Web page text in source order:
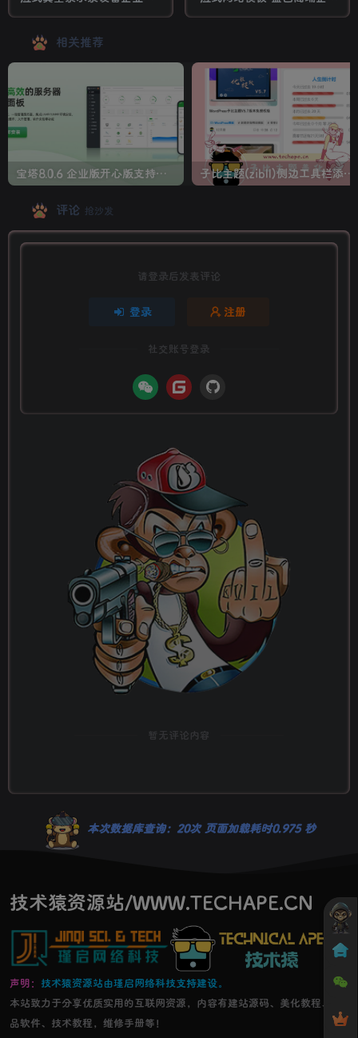
相关推荐
宝塔8.0.6 企业版开心版支持最新升级【一键脚本】 子比主题(zibll)侧边工具栏添加人生倒计时美化
评论 抢沙发
请登录后发表评论
登录 注册
社交账号登录
暂无评论内容
本次数据库查询：20次 页面加载耗时0.975 秒
技术猿资源站/WWW.TECHAPE.CN
声明： 技术猿资源站由瑾启网络科技支持建设。
本站致力于分享优质实用的互联网资源，内容有建站源码、美化教程、精
品软件、技术教程，维修手册等！